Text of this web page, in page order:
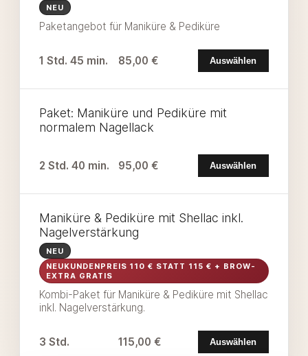
NEU
Paketangebot für Maniküre & Pediküre
1 Std. 45 min. 85,00 € Auswählen
Paket: Maniküre und Pediküre mit
normalem Nagellack
2 Std. 40 min. 95,00 € Auswählen
Maniküre & Pediküre mit Shellac inkl.
Nagelverstärkung
NEU
NEUKUNDENPREIS 110 € STATT 115 € + BROW-
EXTRA GRATIS
Kombi-Paket für Maniküre & Pediküre mit Shellac
inkl. Nagelverstärkung.
3 Std. 115,00 € Auswählen